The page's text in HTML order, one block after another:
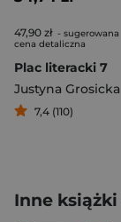
47,90 zł - sugerowana
cena detaliczna
Plac literacki 7
Justyna Grosicka
7,4 (110)
Inne książki